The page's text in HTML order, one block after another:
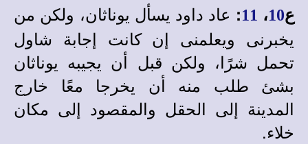
ع10، 11
: عاد داود يسأل يوناثان، ولكن من
يخبرنى ويعلمنى إن كانت إجابة شاول
تحمل شرًا، ولكن قبل أن يجيبه يوناثان
بشئ طلب منه أن يخرجا معًا خارج
المدينة إلى الحقل والمقصود إلى مكان
خلاء.